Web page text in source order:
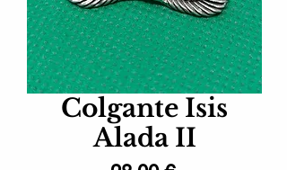
Colgante Isis
Alada II